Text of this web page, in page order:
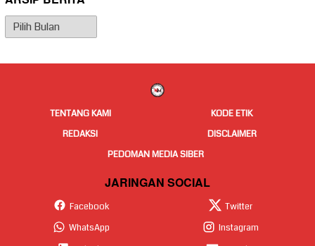
Arsip
Berita
TENTANG KAMI
KODE ETIK
REDAKSI
DISCLAIMER
PEDOMAN MEDIA SIBER
JARINGAN SOCIAL
Facebook
Twitter
WhatsApp
Instagram